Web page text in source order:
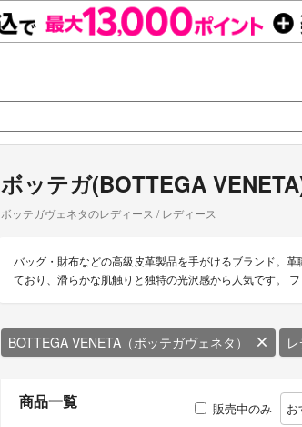
ボッテガ(BOTTEGA
ボッテガヴェネタのレディース / レディース
バッグ・財布などの高級皮革製品を手がけるブランド。
ており、滑らかな肌触りと独特の光沢感から人気です。
BOTTEGA VENETA（ボッテガヴェネタ）
商品一覧 販売中のみ